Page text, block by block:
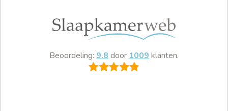
Beoordeling: 9.8door1009klanten.